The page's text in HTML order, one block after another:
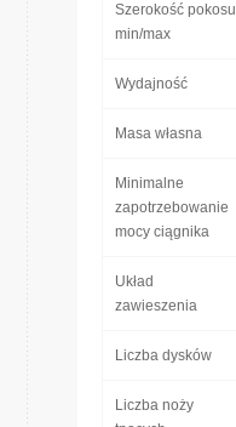
Szerokość pokosu
min/max
Wydajność
Masa własna
Minimalne
zapotrzebowanie
mocy ciągnika
Układ
zawieszenia
Liczba dysków
Liczba noży